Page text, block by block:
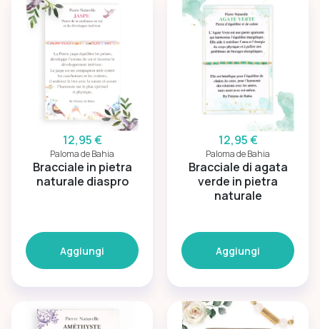
12,95 €
Paloma de Bahia
Bracciale in pietra
naturale diaspro
Aggiungi
12,95 €
Paloma de Bahia
Bracciale di agata
verde in pietra
naturale
Aggiungi